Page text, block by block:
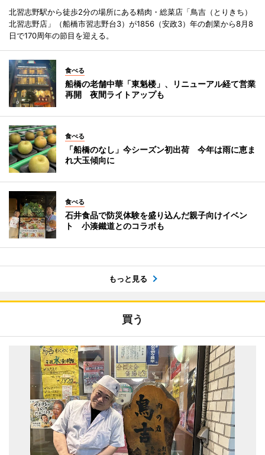
北習志野駅から徒歩2分の場所にある精肉・総菜店「鳥吉（とりきち）
北習志野店」（船橋市習志野台3）が1856（安政3）年の創業から8月8
日で170周年の節目を迎える。
食べる
船橋の老舗中華「東魁楼」、リニューアル経て営業
再開 夜間ライトアップも
食べる
「船橋のなし」今シーズン初出荷 今年は雨に恵ま
れ大玉傾向に
食べる
石井食品で防災体験を盛り込んだ親子向けイベン
ト 小湊鐵道とのコラボも
もっと見る
買う